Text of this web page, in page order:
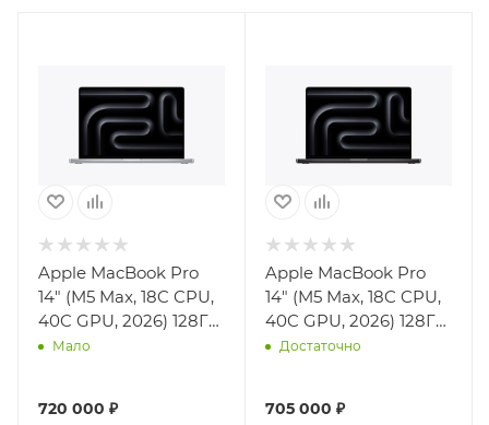
Apple MacBook Pro
14" (M5 Max, 18C CPU,
40C GPU, 2026) 128ГБ,
4ТБ SSD, Silver, Nano-
Мало
720 000 ₽
Apple MacBook Pro
14" (M5 Max, 18C CPU,
40C GPU, 2026) 128ГБ,
4ТБ SSD, Space Black
Достаточно
705 000 ₽